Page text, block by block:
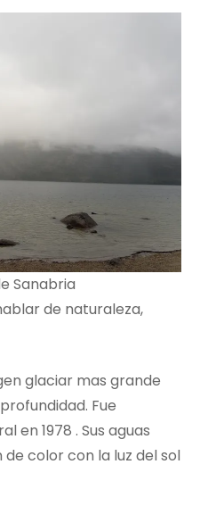
Sanabria
de naturaleza,
glaciar mas grande
Fue
en 1978 . Sus aguas
color con la luz del sol